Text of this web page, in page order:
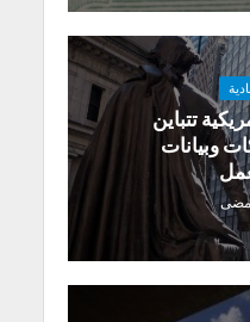
تتباين
وبيانات